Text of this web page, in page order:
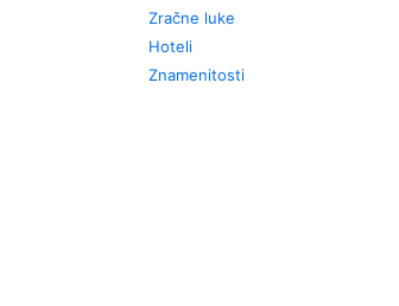
Zračne luke
Hoteli
Znamenitosti